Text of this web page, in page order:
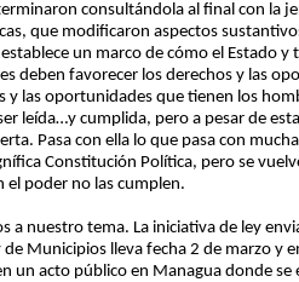
consultándola al final con la
que modificaron aspectos
un marco de cómo el Estado
deben favorecer los derechos y las
y las oportunidades que tienen los
leída…y cumplida, pero a pesar de
Pasa con ella lo que pasa con
Constitución Política, pero se
el poder no las cumplen.
a nuestro tema. La iniciativa de ley
de Municipios lleva fecha 2 de marzo y
un acto público en Managua donde